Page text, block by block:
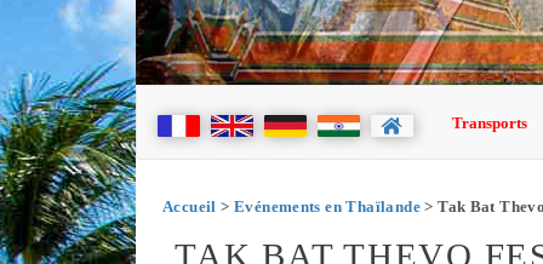
Transports
Accueil > Evénements en Thaïlande> Tak Bat
TAK BAT THEVO